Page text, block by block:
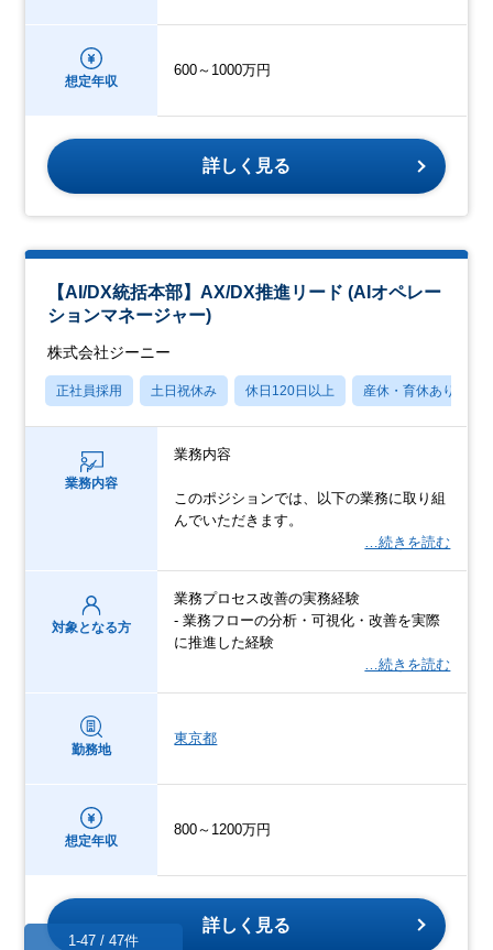
想定年収
600～1000万円
詳しく見る
【AI/DX統括本部】AX/DX推進リード (AIオペレー
ションマネージャー)
株式会社ジーニー
正社員採用 土日祝休み 休日120日以上 産休・育休あり
業務内容
業務内容
このポジションでは、以下の業務に取り組
んでいただきます。
…続きを読む
対象となる方
業務プロセス改善の実務経験
- 業務フローの分析・可視化・改善を実際
に推進した経験
…続きを読む
勤務地
東京都
想定年収
800～1200万円
詳しく見る
1-47 / 47件